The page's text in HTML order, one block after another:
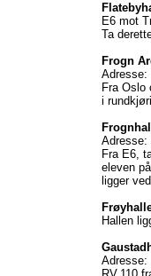
E6 mot
Ta
Frogn
Adresse:
Fra Oslo
i
Fra E6,
eleven
ligger
Hallen
Adresse: